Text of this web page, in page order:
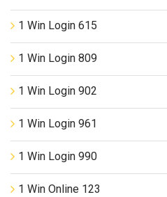
1 Win Login 615
1 Win Login 809
1 Win Login 902
1 Win Login 961
1 Win Login 990
1 Win Online 123